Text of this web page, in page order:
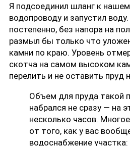
Я подсоединил шланг к
водопроводу и запустил
постепенно, без напора на
размыл бы только что
камни по краю. Уровень
скотча на самом высоком
перелить и не оставить пруд
Объем для пруда такой
набрался не сразу — на
несколько часов.
от того, как у вас
водоснабжение участка